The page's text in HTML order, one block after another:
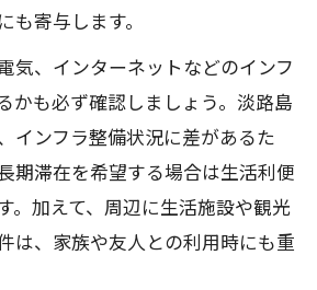
も寄与します。
気、インターネットなどのインフ
かも必ず確認しましょう。淡路島
インフラ整備状況に差があるた
期滞在を希望する場合は生活利便
。加えて、周辺に生活施設や観光
は、家族や友人との利用時にも重